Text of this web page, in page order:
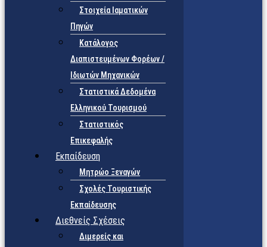
Στοιχεία Ιαματικών
Πηγών
Κατάλογος
Διαπιστευμένων Φορέων /
Ιδιωτών Μηχανικών
Στατιστικά Δεδομένα
Ελληνικού Τουρισμού
Στατιστικός
Επικεφαλής
Εκπαίδευση
Μητρώο Ξεναγών
Σχολές Τουριστικής
Εκπαίδευσης
Διεθνείς Σχέσεις
Διμερείς και